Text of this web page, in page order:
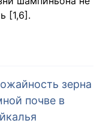
[1,6].
зерна
почве в